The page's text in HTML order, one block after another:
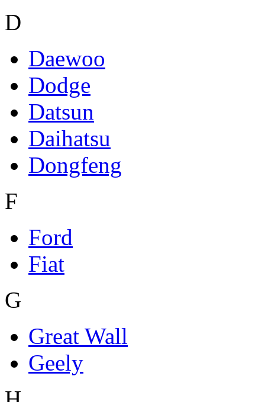
D
Daewoo
Dodge
Datsun
Daihatsu
Dongfeng
F
Ford
Fiat
G
Great Wall
Geely